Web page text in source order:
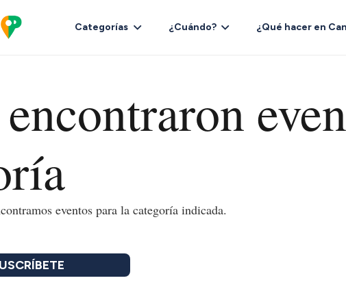
Categorías ¿Cuándo? ¿Qué hacer en
eventos para la categoría indicada.